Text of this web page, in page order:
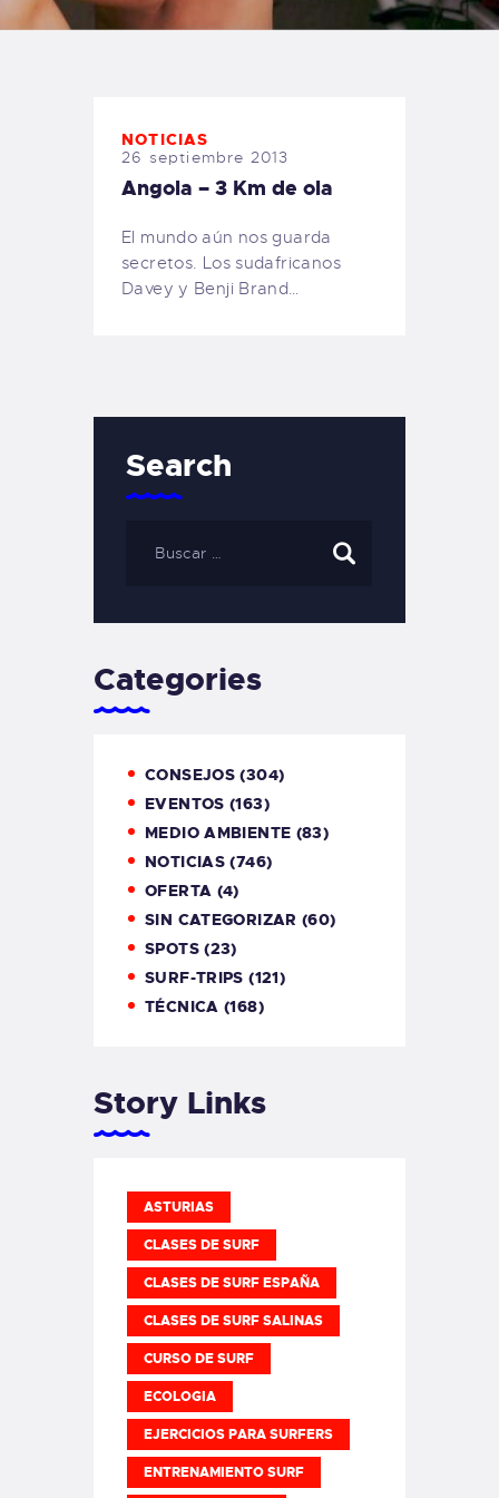
TIENDA FAMILY SURFERS
NOTICIAS
26 septiembre 2013
Angola – 3 Km de ola
El mundo aún nos guarda
secretos. Los sudafricanos
Davey y Benji Brand…
Search
Categories
CONSEJOS (304)
EVENTOS (163)
MEDIO AMBIENTE (83)
NOTICIAS (746)
OFERTA (4)
SIN CATEGORIZAR (60)
SPOTS(23)
SURF-TRIPS (121)
TÉCNICA (168)
Story Links
ASTURIAS
CLASES DE SURF
CLASES DE SURF ESPAÑA
CLASES DE SURF SALINAS
CURSO DE SURF
ECOLOGIA
EJERCICIOS PARA SURFERS
ENTRENAMIENTO SURF